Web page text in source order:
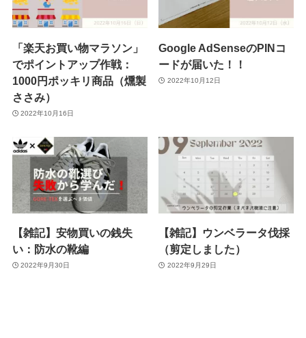
「楽天お買い物マラソン」
でポイントアップ作戦：
1000円ポッキリ商品（燻製
ささみ）
2022年10月16日
Google AdSenseのPINコ
ードが届いた！！
2022年10月12日
【雑記】安物買いの銭失
い：防水の靴編
2022年9月30日
【雑記】ウンベラータ伐採
（剪定しました）
2022年9月29日